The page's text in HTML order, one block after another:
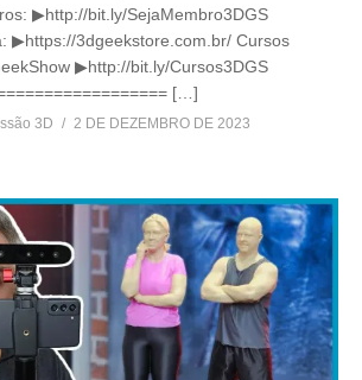
▶http://bit.ly/SejaMembro3DGS
▶https://3dgeekstore.com.br/ Cursos
▶http://bit.ly/Cursos3DGS
[…]
3D
2 DE DEZEMBRO DE 2023